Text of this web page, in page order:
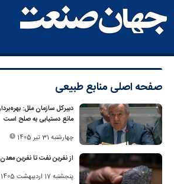
صفحه اصلی منابع طبیعی
دبیرکل سازمان ملل:
مانع دستیابی به صلح است
چهارشنبه 31 تیر 1405
از نفرین نفت تا نفرین معدن
پنجشنبه 17 اردیبهشت 1405